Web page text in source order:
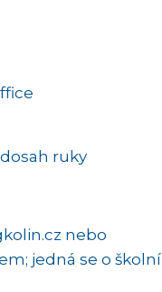
ruky
nebo
jedná se o školní